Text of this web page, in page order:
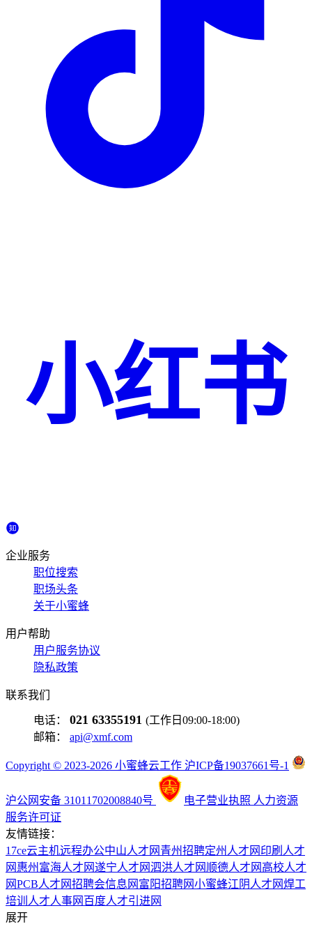
小红书
企业服务
职位搜索
职场头条
关于小蜜蜂
用户帮助
用户服务协议
隐私政策
联系我们
电话： 021 63355191 (工作日09:00-18:00)
邮箱： api@xmf.com
Copyright © 2023-2026 小蜜蜂云工作 沪ICP备19037661号-1
沪公网安备 31011702008840号 电子营业执照 人力资源
服务许可证
友情链接：
17ce云主机远程办公中山人才网 青州招聘定州人才网 印刷人才
网 惠州富海人才网遂宁人才网泗洪人才网 顺德人才网 高校人才
网PCB人才网招聘会信息网 富阳招聘网小蜜蜂江阴人才网焊工
培训 人才人事网 百度人才引进网
展开